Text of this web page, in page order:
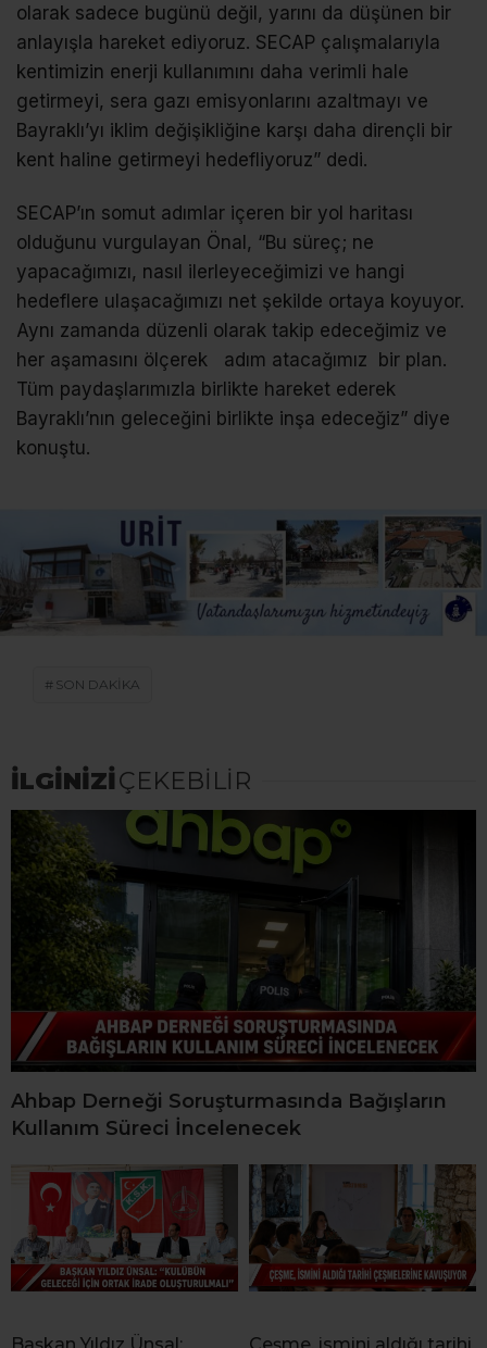
olarak sadece bugünü değil, yarını da düşünen bir
anlayışla hareket ediyoruz. SECAP çalışmalarıyla
kentimizin enerji kullanımını daha verimli hale
getirmeyi, sera gazı emisyonlarını azaltmayı ve
Bayraklı’yı iklim değişikliğine karşı daha dirençli bir
kent haline getirmeyi hedefliyoruz” dedi.
SECAP’ın somut adımlar içeren bir yol haritası
olduğunu vurgulayan Önal, “Bu süreç; ne
yapacağımızı, nasıl ilerleyeceğimizi ve hangi
hedeflere ulaşacağımızı net şekilde ortaya koyuyor.
Aynı zamanda düzenli olarak takip edeceğimiz ve
her aşamasını ölçerek adım atacağımız bir plan.
Tüm paydaşlarımızla birlikte hareket ederek
Bayraklı’nın geleceğini birlikte inşa edeceğiz” diye
konuştu.
SON DAKİKA
İLGİNİZİÇEKEBİLİR
Ahbap Derneği Soruşturmasında Bağışların
Kullanım Süreci İncelenecek